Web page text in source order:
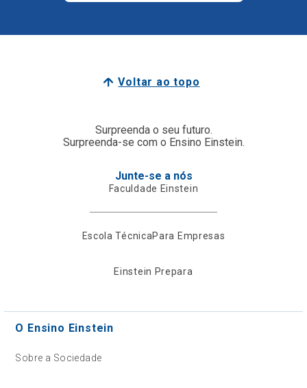
Voltar ao topo
Surpreenda o seu futuro.
Surpreenda-se com o Ensino Einstein.
Junte-se a nós
Faculdade Einstein
Escola TécnicaPara Empresas
Einstein Prepara
O Ensino Einstein
Sobre a Sociedade